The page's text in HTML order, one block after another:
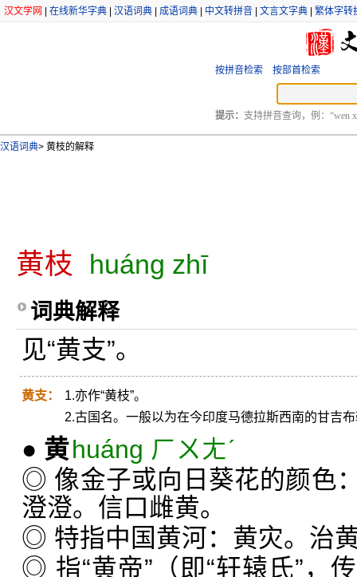
汉文学网 在线新华字典 汉语词典 成语词典 中文转拼音 文言文字典 繁体字转
按拼音检索 按部首检索
提示： 支持拼音查询，例：“wen
汉语词典> 黄枝的解释
黄枝 huáng zhī
词典解释
见“黄支”。
黄支：
1.亦作“黄枝”。
2.古国名。一般以为在今印度马德拉斯西南的甘吉
● 黄huáng ㄏㄨㄤˊ
◎ 像金子或向日葵花的颜色
澄澄。信口雌黄。
◎ 特指中国黄河：黄灾。治
◎ 指“黄帝”（即“轩辕氏”，